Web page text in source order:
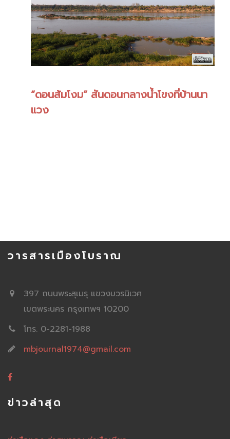
“ดอนส้มโงม” สันดอนกลางน้ำโขงที่บ้านนา
แวง
วารสารเมืองโบราณ
397 ถนนพระสุเมรุ แขวงบวรนิเวศ
เขตพระนคร กรุงเทพฯ 10200
โทร. 0-2281-1988
mbjournal1974@gmail.com
ข่าวล่าสุด